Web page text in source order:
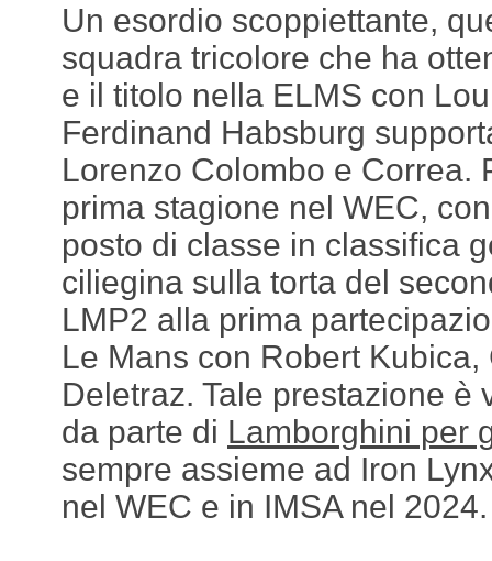
Un esordio scoppiettante,
squadra tricolore che ha
e il titolo nella ELMS con
Ferdinand Habsburg
Lorenzo Colombo e Correa.
prima stagione nel WEC,
posto di classe in classifica
ciliegina sulla torta del
LMP2 alla prima
Le Mans con Robert Kubica,
Deletraz. Tale prestazione è
da parte di Lamborghini per
sempre assieme ad Iron
nel WEC e in IMSA nel 2024.